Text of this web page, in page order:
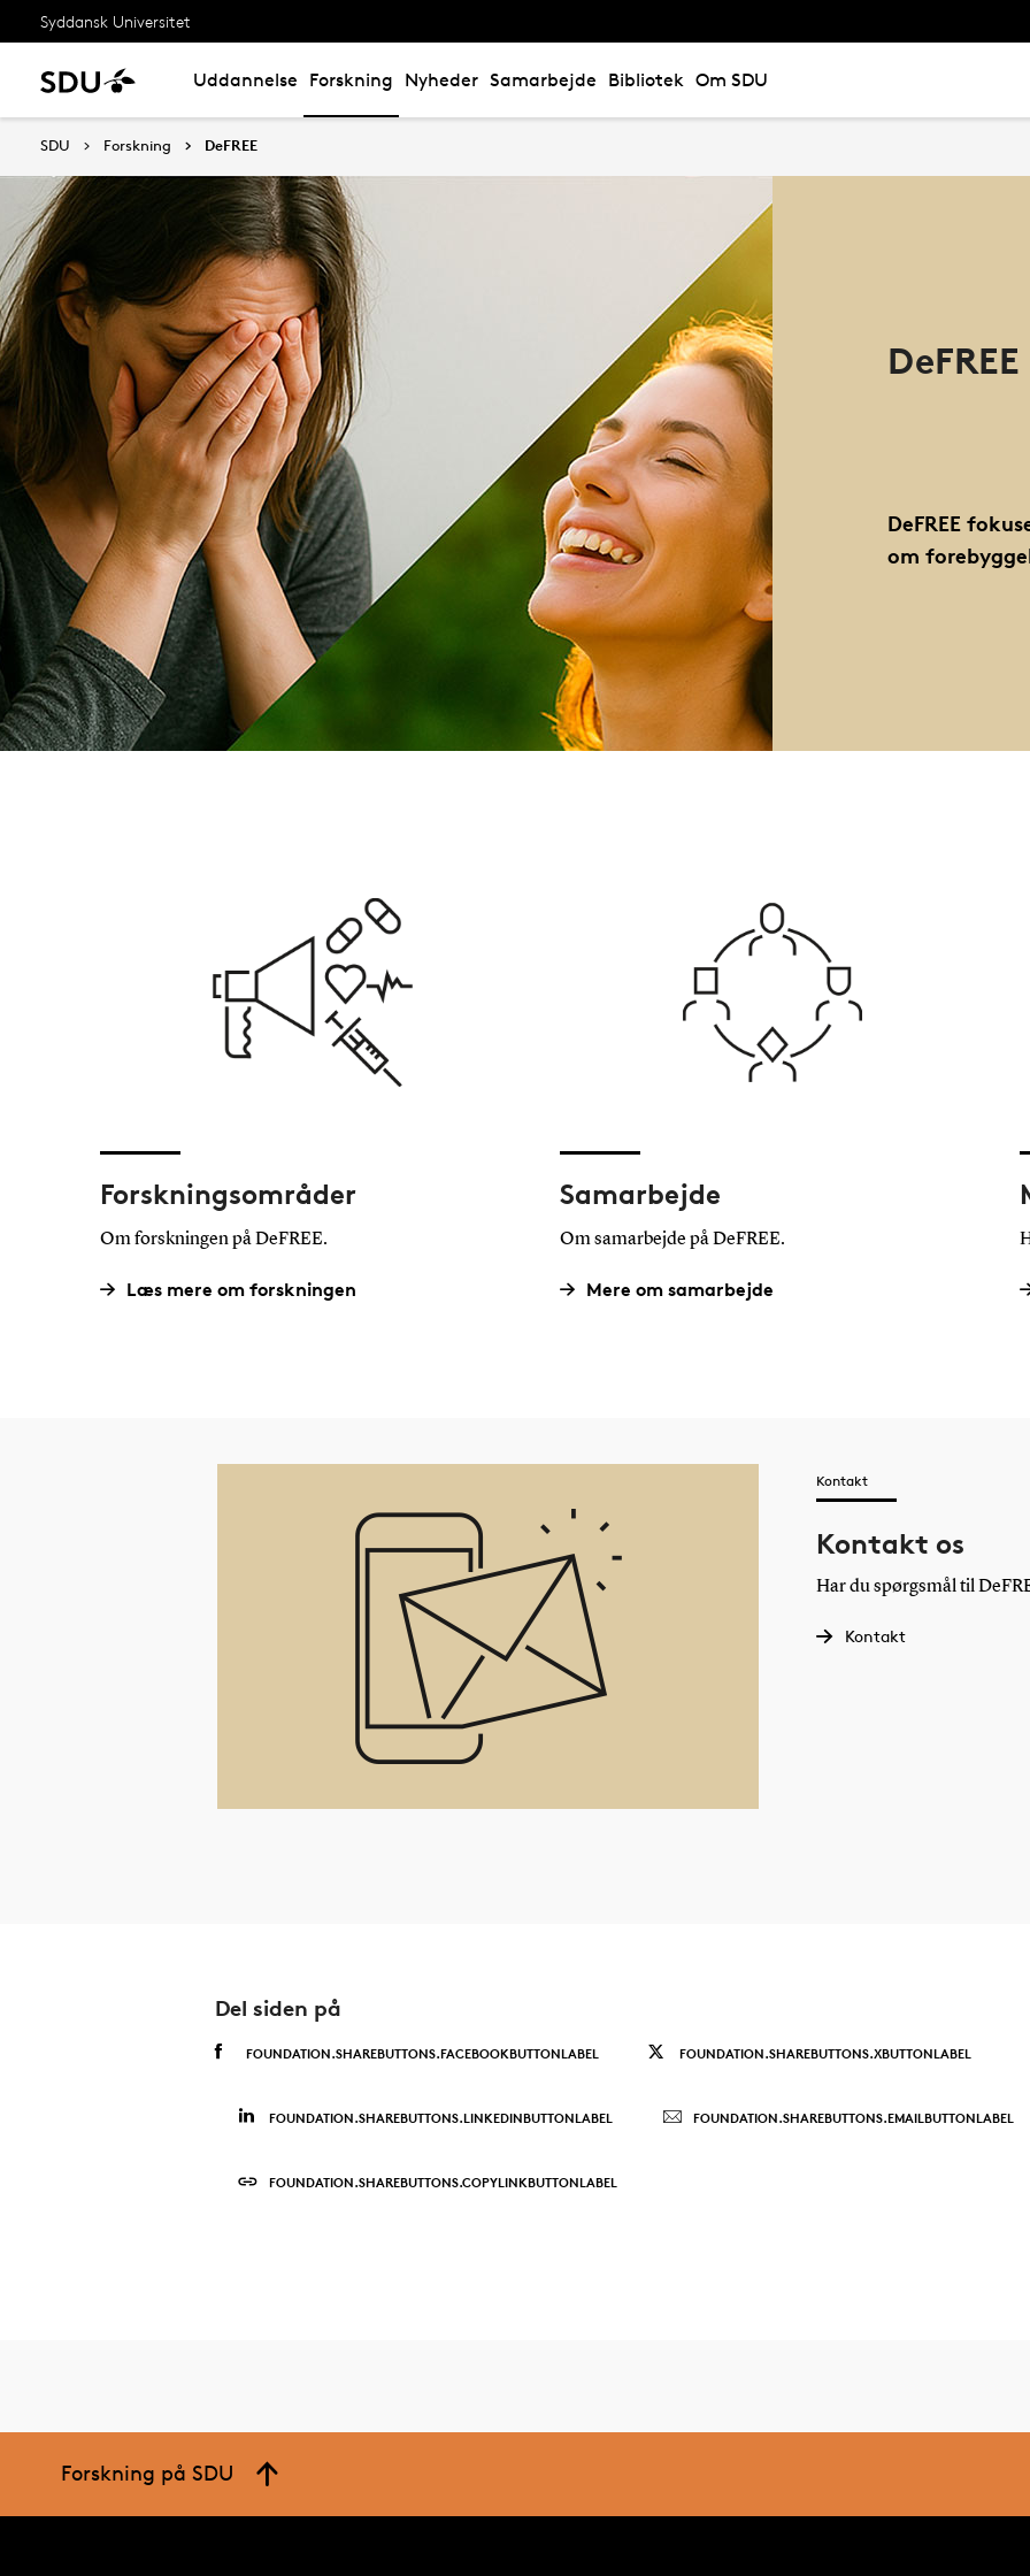
Syddansk Universitet
Uddannelse Forskning Nyheder Samarbejde Bibliotek Om SDU
SDU Forskning DeFREE
DeFREE
DeFREE
om
Forskningsområder
Om forskningen på DeFREE.
Læs mere om forskningen
Samarbejde
Om samarbejde på DeFREE.
Mere om samarbejde
Kontakt
Kontakt os
Har du spørgsmål til
Kontakt
Del siden på
FOUNDATION.SHAREBUTTONS.FACEBOOKBUTTONLABEL FOUNDATION.SHAREBUTTONS.XBUTTONLABEL
FOUNDATION.SHAREBUTTONS.LINKEDINBUTTONLABEL FOUNDATION.SHAREBUTTONS.EMAILBUTTONLABEL
FOUNDATION.SHAREBUTTONS.COPYLINKBUTTONLABEL
Forskning på SDU